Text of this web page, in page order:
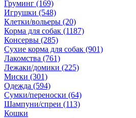
Груминг (169)
Игрушки (548)
Клетки/вольеры (20)
Корма для собак (1187)
Консервы (285)
Сухие корма для собак (901)
Лакомства (761)
Лежаки/домики (225)
Миски (301)
Одежда (594)
Сумки/переноски (64)
Шампуни/спреи (113)
Кошки